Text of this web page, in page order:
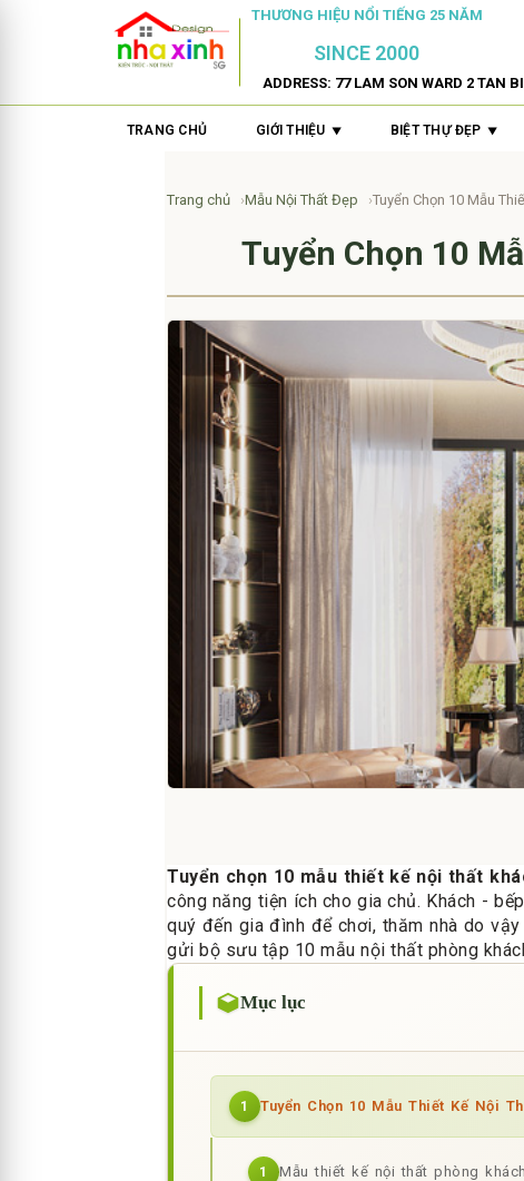
THƯƠNG HIỆU NỔI TIẾNG 25 NĂM
SINCE 2000
ADDRESS: 77 LAM SON WARD 2 TAN
TRANG CHỦ GIỚI THIỆU BIỆT THỰ ĐẸP
Trang chủ Mẫu Nội Thất Đẹp Tuyển Chọn 10 Mẫu
Tuyển Chọn 10
Tuyển chọn 10 mẫu thiết kế nội thất
công năng tiện ích cho gia chủ. Khách -
quý đến gia đình để chơi, thăm nhà do
gửi bộ sưu tập 10 mẫu nội thất phòng
Mục lục
1 Tuyển Chọn 10 Mẫu Thiết Kế Nội
1 Mẫu thiết kế nội thất phòng